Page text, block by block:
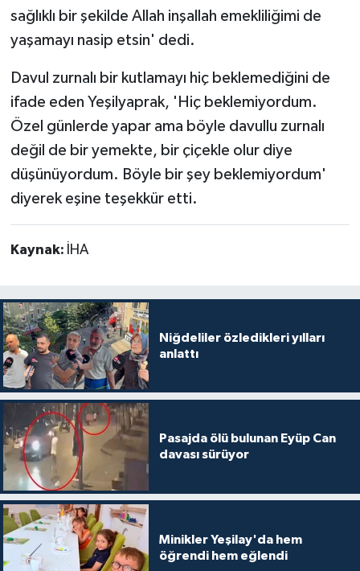
sağlıklı bir şekilde Allah inşallah emekliliğimi de
yaşamayı nasip etsin' dedi.
Davul zurnalı bir kutlamayı hiç beklemediğini de
ifade eden Yeşilyaprak, 'Hiç beklemiyordum.
Özel günlerde yapar ama böyle davullu zurnalı
değil de bir yemekte, bir çiçekle olur diye
düşünüyordum. Böyle bir şey beklemiyordum'
diyerek eşine teşekkür etti.
Kaynak: İHA
Niğdeliler özledikleri yılları
anlattı
Pasajda ölü bulunan Eyüp Can
davası sürüyor
Minikler Yeşilay'da hem
öğrendi hem eğlendi